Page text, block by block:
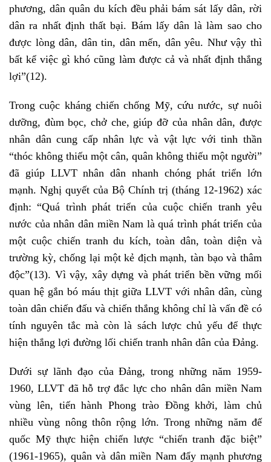
phương, dân quân du kích đều phải bám sát lấy dân, rời
dân ra nhất định thất bại. Bám lấy dân là làm sao cho
được lòng dân, dân tin, dân mến, dân yêu. Như vậy thì
bất kể việc gì khó cũng làm được cả và nhất định thắng
lợi”(12).
Trong cuộc kháng chiến chống Mỹ, cứu nước, sự nuôi
dưỡng, đùm bọc, chở che, giúp đỡ của nhân dân, được
nhân dân cung cấp nhân lực và vật lực với tinh thần
“thóc không thiếu một cân, quân không thiếu một người”
đã giúp LLVT nhân dân nhanh chóng phát triển lớn
mạnh. Nghị quyết của Bộ Chính trị (tháng 12-1962) xác
định: “Quá trình phát triển của cuộc chiến tranh yêu
nước của nhân dân miền Nam là quá trình phát triển của
một cuộc chiến tranh du kích, toàn dân, toàn diện và
trường kỳ, chống lại một kẻ địch mạnh, tàn bạo và thâm
độc”(13). Vì vậy, xây dựng và phát triển bền vững mối
quan hệ gắn bó máu thịt giữa LLVT với nhân dân, cùng
toàn dân chiến đấu và chiến thắng không chỉ là vấn đề có
tính nguyên tắc mà còn là sách lược chủ yếu để thực
hiện thắng lợi đường lối chiến tranh nhân dân của Đảng.
Dưới sự lãnh đạo của Đảng, trong những năm 1959-
1960, LLVT đã hỗ trợ đắc lực cho nhân dân miền Nam
vùng lên, tiến hành Phong trào Đồng khởi, làm chủ
nhiều vùng nông thôn rộng lớn. Trong những năm đế
quốc Mỹ thực hiện chiến lược “chiến tranh đặc biệt”
(1961-1965), quân và dân miền Nam đẩy mạnh phương